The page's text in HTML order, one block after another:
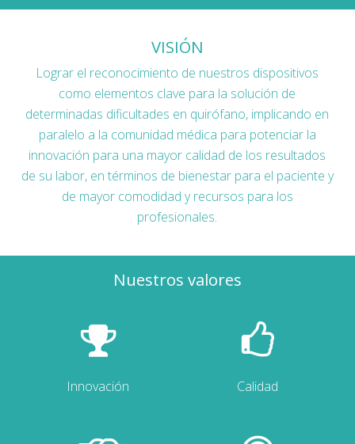
VISIÓN
Lograr el reconocimiento de nuestros dispositivos
como elementos clave para la solución de
determinadas dificultades en quirófano, implicando en
paralelo a la comunidad médica para potenciar la
innovación para una mayor calidad de los resultados
de su labor, en términos de bienestar para el paciente y
de mayor comodidad y recursos para los
profesionales.
Nuestros valores
Innovación Calidad